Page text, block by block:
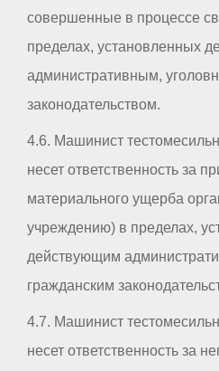
совершенные в процессе
пределах, установленных
административным,
законодательством.
4.6. Машинист
несет ответственность за
материального ущерба
учреждению) в пределах,
действующим
гражданским
4.7. Машинист
несет ответственность за